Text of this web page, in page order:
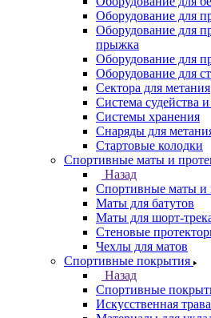
Оборудование для
Оборудование для
прыжка
Оборудование для
Оборудование для
Сектора для метания
Система судейства
Системы хранения
Снаряды для
Стартовые колодки
Спортивные маты и
Назад
Спортивные маты и
Маты для батутов
Маты для шорт-
Стеновые
Чехлы для матов
Спортивные покрытия
Назад
Спортивные
Искусственная трава